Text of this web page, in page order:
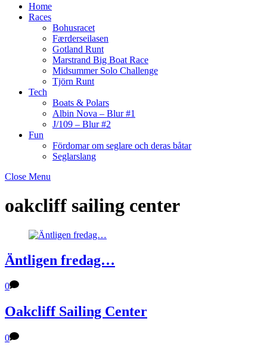
Home
Races
Bohusracet
Færderseilasen
Gotland Runt
Marstrand Big Boat Race
Midsummer Solo Challenge
Tjörn Runt
Tech
Boats & Polars
Albin Nova – Blur #1
J/109 – Blur #2
Fun
Fördomar om seglare och deras båtar
Seglarslang
Close Menu
oakcliff sailing center
Äntligen fredag…
0
Oakcliff Sailing Center
0